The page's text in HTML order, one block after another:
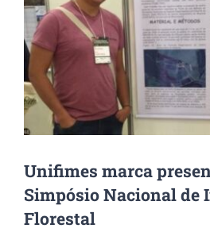
Unifimes marca
Simpósio Nacional de
Florestal